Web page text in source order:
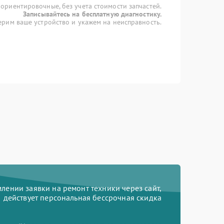
без учета стоимости запчастей.
Записывайтесь на бесплатную диагностику.
ваше устройство и укажем на неисправность.
заявки на ремонт техники через сайт,
действует персональная бессрочная скидка